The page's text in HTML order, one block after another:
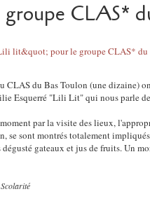
CLAS*
CLAS du Bas Toulon (une dizaine)
Esquerré "Lili Lit" qui nous parle
par la visite des lieux,
se sont montrés totalement
gateaux et jus de fruits. Un